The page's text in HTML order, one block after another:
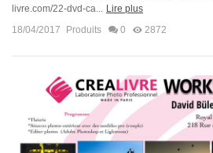
livre.com/22-dvd-ca...
Lire plus
18/04/2017
Produits 0 2872